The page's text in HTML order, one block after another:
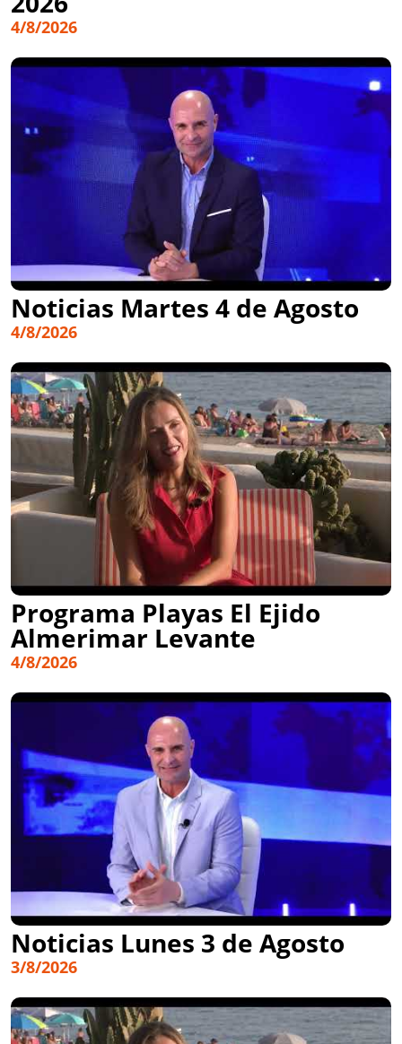
4/8/2026
Noticias Martes 4 de Agosto
4/8/2026
Programa Playas El Ejido
Almerimar Levante
4/8/2026
Noticias Lunes 3 de Agosto
3/8/2026